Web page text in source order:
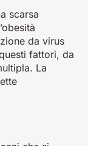
scarsa
da virus
fattori, da
La